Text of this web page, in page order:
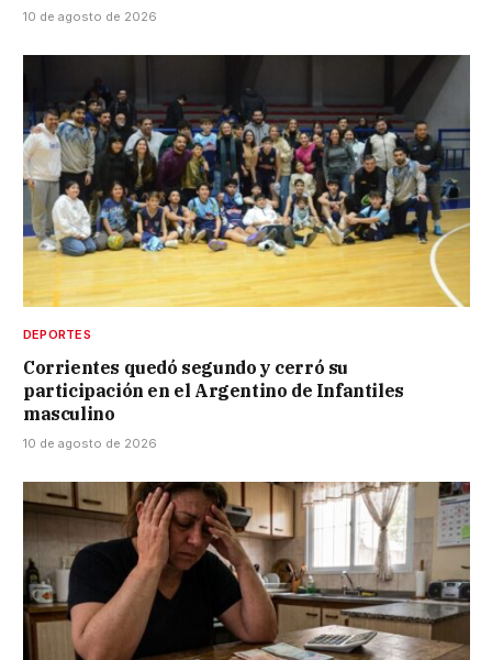
10 de agosto de 2026
DEPORTES
Corrientes quedó segundo y cerró su
participación en el Argentino de Infantiles
masculino
10 de agosto de 2026